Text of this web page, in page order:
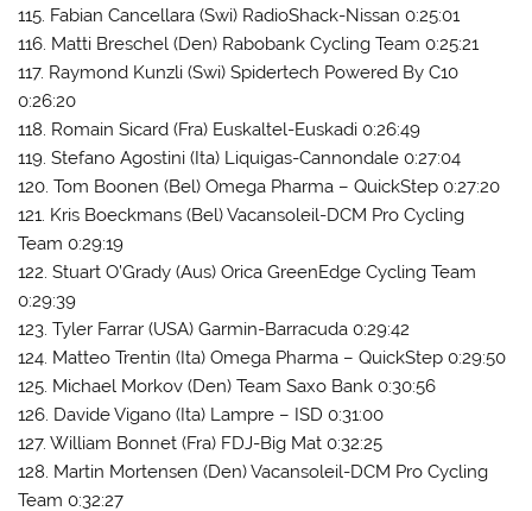
115. Fabian Cancellara (Swi) RadioShack-Nissan 0:25:01
116. Matti Breschel (Den) Rabobank Cycling Team 0:25:21
117. Raymond Kunzli (Swi) Spidertech Powered By C10
0:26:20
118. Romain Sicard (Fra) Euskaltel-Euskadi 0:26:49
119. Stefano Agostini (Ita) Liquigas-Cannondale 0:27:04
120. Tom Boonen (Bel) Omega Pharma – QuickStep 0:27:20
121. Kris Boeckmans (Bel) Vacansoleil-DCM Pro Cycling
Team 0:29:19
122. Stuart O’Grady (Aus) Orica GreenEdge Cycling Team
0:29:39
123. Tyler Farrar (USA) Garmin-Barracuda 0:29:42
124. Matteo Trentin (Ita) Omega Pharma – QuickStep 0:29:50
125. Michael Morkov (Den) Team Saxo Bank 0:30:56
126. Davide Vigano (Ita) Lampre – ISD 0:31:00
127. William Bonnet (Fra) FDJ-Big Mat 0:32:25
128. Martin Mortensen (Den) Vacansoleil-DCM Pro Cycling
Team 0:32:27